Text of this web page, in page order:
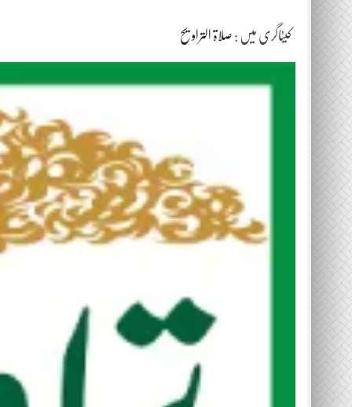
کیٹاگری میں : صلاۃ التراویح